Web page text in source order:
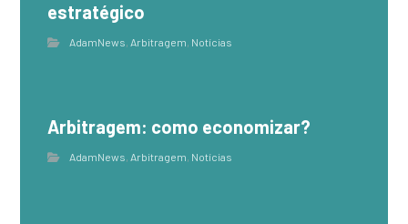
estratégico
AdamNews, Arbitragem, Notícias
Arbitragem: como economizar?
AdamNews, Arbitragem, Notícias